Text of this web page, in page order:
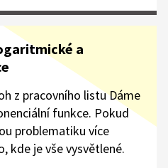
a
z pracovního listu Dáme
funkce. Pokud
problematiku více
kde je vše vysvětlené.